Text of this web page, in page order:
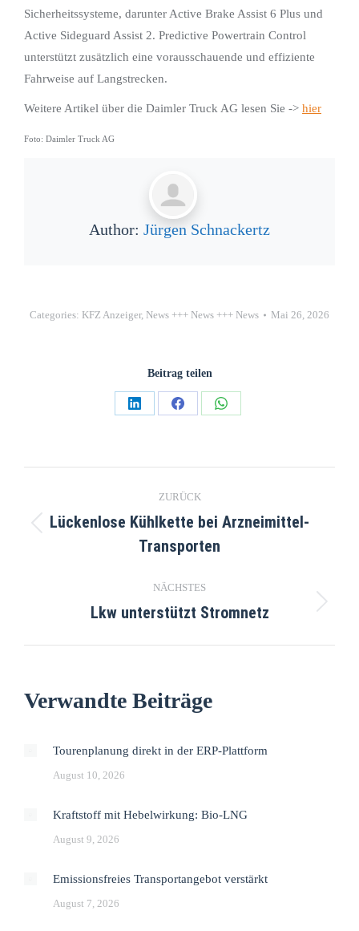
Sicherheitssysteme, darunter Active Brake Assist 6 Plus und
Active Sideguard Assist 2. Predictive Powertrain Control
unterstützt zusätzlich eine vorausschauende und effiziente
Fahrweise auf Langstrecken.
Weitere Artikel über die Daimler Truck AG lesen Sie -> hier
Foto: Daimler Truck AG
Author: Jürgen Schnackertz
Categories: KFZ Anzeiger, News +++ News +++ News Mai 26, 2026
Beitrag teilen
ZURÜCK
Lückenlose Kühlkette bei Arzneimittel-
Transporten
NÄCHSTES
Lkw unterstützt Stromnetz
Verwandte Beiträge
Tourenplanung direkt in der ERP-Plattform
August 10, 2026
Kraftstoff mit Hebelwirkung: Bio-LNG
August 9, 2026
Emissionsfreies Transportangebot verstärkt
August 7, 2026